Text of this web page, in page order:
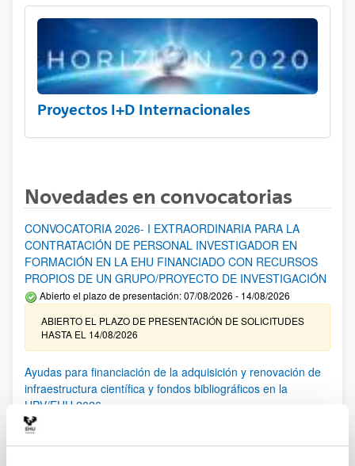
Proyectos I+D Internacionales
Novedades en convocatorias
CONVOCATORIA 2026- I EXTRAORDINARIA PARA LA
CONTRATACIÓN DE PERSONAL INVESTIGADOR EN
FORMACIÓN EN LA EHU FINANCIADO CON RECURSOS
PROPIOS DE UN GRUPO/PROYECTO DE INVESTIGACIÓN
Abierto el plazo de presentación: 07/08/2026 - 14/08/2026
ABIERTO EL PLAZO DE PRESENTACIÓN DE SOLICITUDES
HASTA EL 14/08/2026
Ayudas para financiación de la adquisición y renovación de
infraestructura científica y fondos bibliográficos en la
UPV/EHU 2026
25/03/2026: Corrección de errores del listado provisional de